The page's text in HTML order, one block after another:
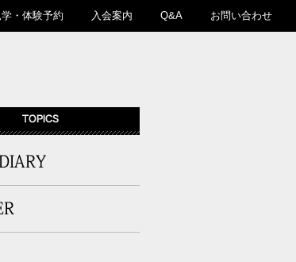
学・体験予約 入会案内 Q&A お問い合わせ